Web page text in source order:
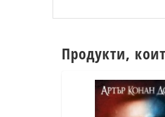
Продукти,